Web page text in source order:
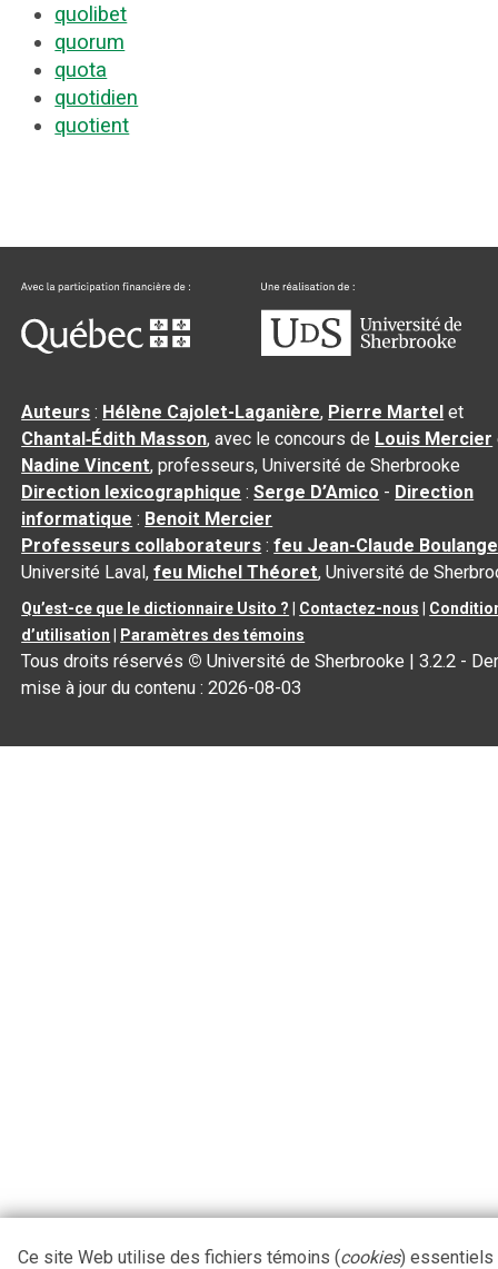
quolibet
quorum
quota
quotidien
quotient
Auteurs : Hélène Cajolet-Laganière, Pierre Martel et
Chantal‑Édith Masson, avec le concours de Louis Mercier
Nadine Vincent, professeurs, Université de Sherbrooke
Direction lexicographique :Serge D’Amico - Direction
informatique : Benoit Mercier
Professeurs collaborateurs :feu Jean-Claude
Université Laval,feu Michel Théoret, Université de
Qu’est-ce que le dictionnaire Usito ? Contactez-nous
d’utilisation
Paramètres des témoins
Tous droits réservés © Université de Sherbrooke |3.2.2 -
mise à jour du contenu :2026-08-03
Ce site Web utilise des fichiers témoins (cookies) essentiels